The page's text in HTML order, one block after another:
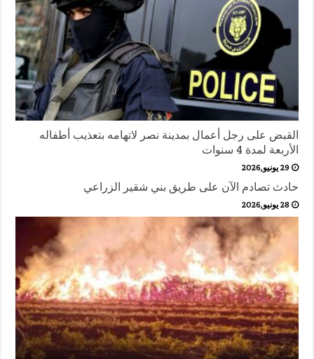
القبض على رجل أعمال بمدينة نصر لاتهامه بتعذيب أطفاله
الأربعة لمدة 4 سنوات
29 يونيو,2026
حادث تصادم الآن على طريق بني شقير الزراعي
28 يونيو,2026